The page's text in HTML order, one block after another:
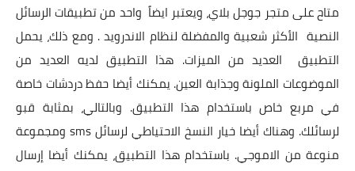
متاح على متجر جوجل بلاي، ويعتبر ايضاً واحد من تطبيقات الرسائل
النصية الأكثر شعبية والمفضلة لنظام الاندرويد . ومع ذلك، يحمل
التطبيق العديد من الميزات. هذا التطبيق لديه العديد من
الموضوعات الملونة وجذابة العين. يمكنك أيضا حفظ دردشات خاصة
في مربع خاص باستخدام هذا التطبيق. وبالتالي، بمثابة قبو
لرسائلك. وهناك أيضا خيار النسخ الاحتياطي لرسائل sms ومجموعة
منوعة من الاموجي. باستخدام هذا التطبيق، يمكنك أيضا إرسال